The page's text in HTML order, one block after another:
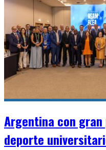
Argentina con
deporte